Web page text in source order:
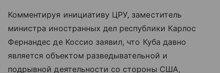
Комментируя инициативу ЦРУ, заместитель
министра иностранных дел республики Карлос
Фернандес де Коссио заявил, что Куба давно
является объектом разведывательной и
подрывной деятельности со стороны США,